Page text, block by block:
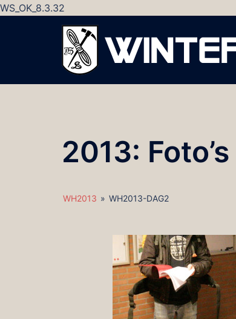
WS_OK_8.3.32
2013: Foto’s
WH2013 » WH2013-DAG2